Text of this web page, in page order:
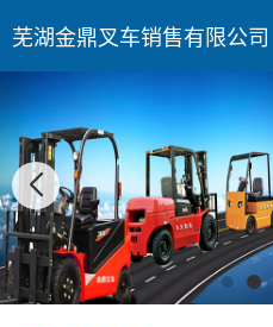
芜湖金鼎叉车销售有限公司